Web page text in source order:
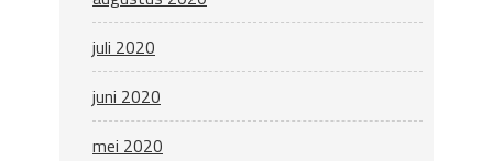
juli 2020
juni 2020
mei 2020